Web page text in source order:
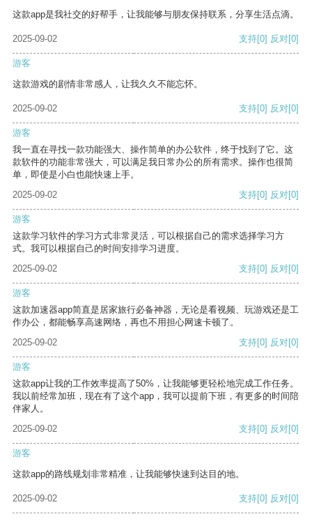
这款app是我社交的好帮手，让我能够与朋友保持联系，分享生活点滴。
2025-09-02 支持[0] 反对[0]
游客
这款游戏的剧情非常感人，让我久久不能忘怀。
2025-09-02 支持[0] 反对[0]
游客
我一直在寻找一款功能强大、操作简单的办公软件，终于找到了它。这
款软件的功能非常强大，可以满足我日常办公的所有需求。操作也很简
单，即使是小白也能快速上手。
2025-09-02
支持[0] 反对[0]
游客
这款学习软件的学习方式非常灵活，可以根据自己的需求选择学习方
式。我可以根据自己的时间安排学习进度。
2025-09-02
支持[0] 反对[0]
游客
这款加速器app简直是居家旅行必备神器，无论是看视频、玩游戏还是工
作办公，都能畅享高速网络，再也不用担心网速卡顿了。
2025-09-02
支持[0] 反对[0]
游客
这款app让我的工作效率提高了50%，让我能够更轻松地完成工作任务。
我以前经常加班，现在有了这个app，我可以提前下班，有更多的时间陪
伴家人。
2025-09-02
支持[0] 反对[0]
游客
这款app的路线规划非常精准，让我能够快速到达目的地。
2025-09-02 支持[0] 反对[0]